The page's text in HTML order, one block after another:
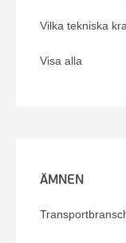
Vilka tekniska
Visa alla
ÄMNEN